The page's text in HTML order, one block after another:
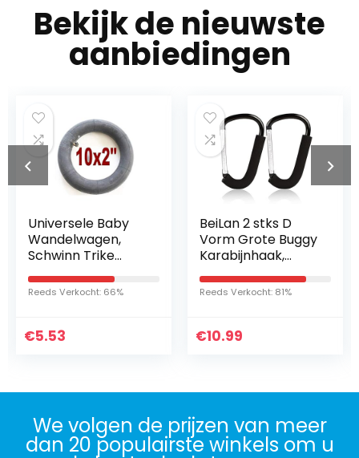
Bekijk de nieuwste
aanbiedingen
Universele Baby
Wandelwagen,
Schwinn Trike
Roadster Fiets
Fiets, Kid Bike, Kids
Fiets, Fit…
Reeds Verkocht: 66%
€5.53
BeiLan 2 stks D
Vorm Grote Buggy
Karabijnhaak,
Kinderwagen
Kinderwagen Clip,
16cm (6…
Reeds Verkocht: 81%
€10.99
We volgen de prijzen van meer
dan 20 populairste winkels om u